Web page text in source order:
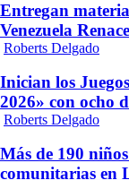
Entregan
Venezuela
Roberts Delgado
Inician los
2026» con ocho
Roberts Delgado
Más de 190
comunitarias en